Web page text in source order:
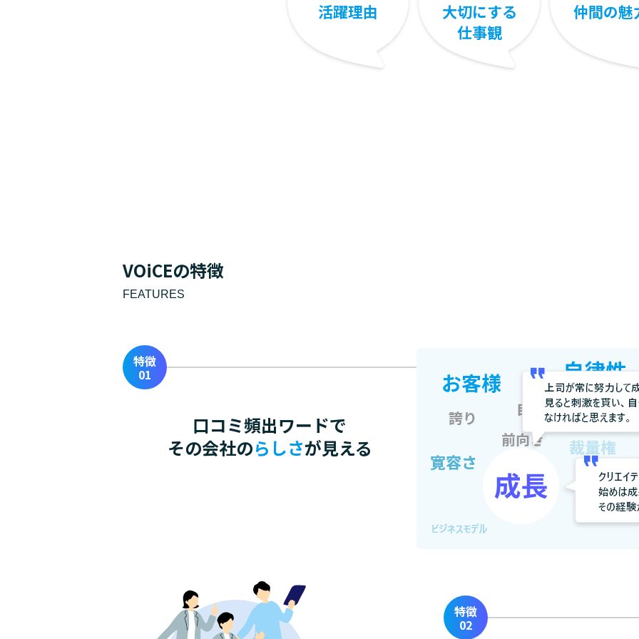
活躍理由
大切にする
仕事観
仲間の魅
VOiCEの特徴
口コミ頻出ワードで
その会社のらしさが見える